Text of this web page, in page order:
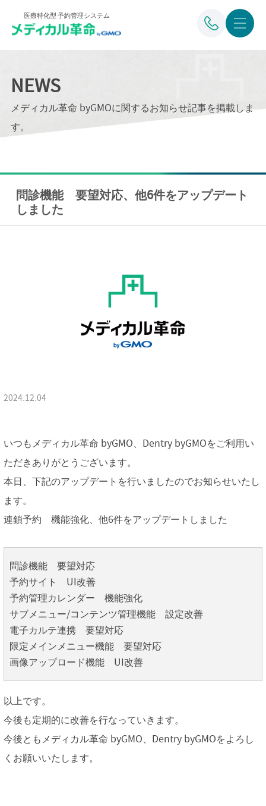
医療特化型 予約管理システム
NEWS
メディカル革命 byGMOに関するお知らせ記事を掲載しま
す。
問診機能 要望対応、他6件をアップデート
しました
2024.12.04
いつもメディカル革命 byGMO、Dentry byGMOをご利用い
ただきありがとうございます。
本日、下記のアップデートを行いましたのでお知らせいたし
ます。
連鎖予約 機能強化、他6件をアップデートしました
問診機能 要望対応
予約サイト UI改善
予約管理カレンダー 機能強化
サブメニュー/コンテンツ管理機能 設定改善
電子カルテ連携 要望対応
限定メインメニュー機能 要望対応
画像アップロード機能 UI改善
以上です。
今後も定期的に改善を行なっていきます。
今後ともメディカル革命 byGMO、Dentry byGMOをよろし
くお願いいたします。